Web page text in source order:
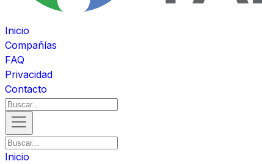
Inicio
Compañías
FAQ
Privacidad
Contacto
Inicio